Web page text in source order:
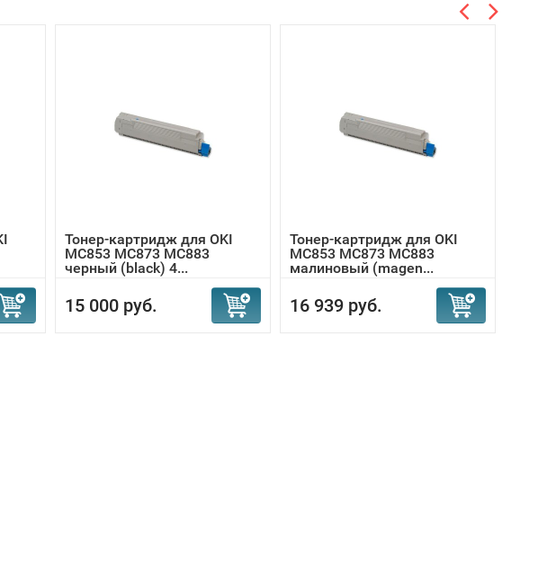
Тонер-картридж для OKI
MC853 MC873 MC883
черный (black) 4...
15 000 руб.
Тонер-картридж для OKI
MC853 MC873 MC883
малиновый (magen...
16 939 руб.